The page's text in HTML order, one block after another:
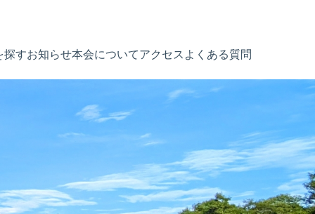
探すお知らせ本会についてアクセス よくある質問